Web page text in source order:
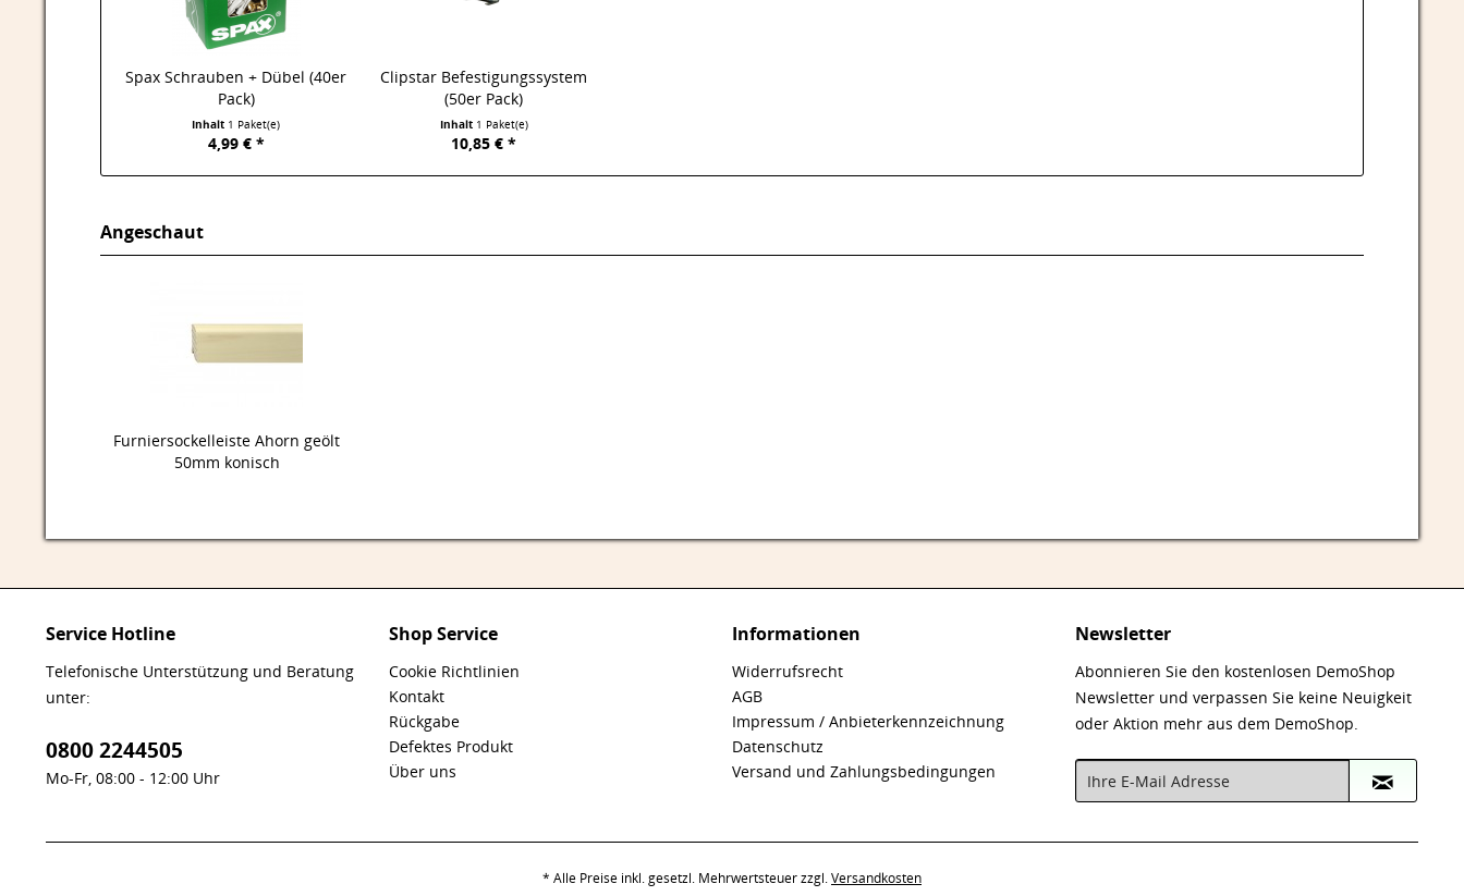
Spax Schrauben + Dübel (40er
Pack)
Inhalt 1 Paket(e)
4,99 € *
Clipstar Befestigungssystem
(50er Pack)
Inhalt 1 Paket(e)
10,85 € *
Angeschaut
Furniersockelleiste Ahorn geölt
50mm konisch
Service Hotline
Telefonische Unterstützung und Beratung
unter:
0800 2244505
Mo-Fr, 08:00 - 12:00 Uhr
Shop Service
Cookie Richtlinien
Kontakt
Rückgabe
Defektes Produkt
Über uns
Informationen
Widerrufsrecht
AGB
Impressum / Anbieterkennzeichnung
Datenschutz
Versand und Zahlungsbedingungen
Newsletter
Abonnieren Sie den kostenlosen DemoShop
Newsletter und verpassen Sie keine Neuigkeit
oder Aktion mehr aus dem DemoShop.
* Alle Preise inkl. gesetzl. Mehrwertsteuer zzgl.Versandkosten